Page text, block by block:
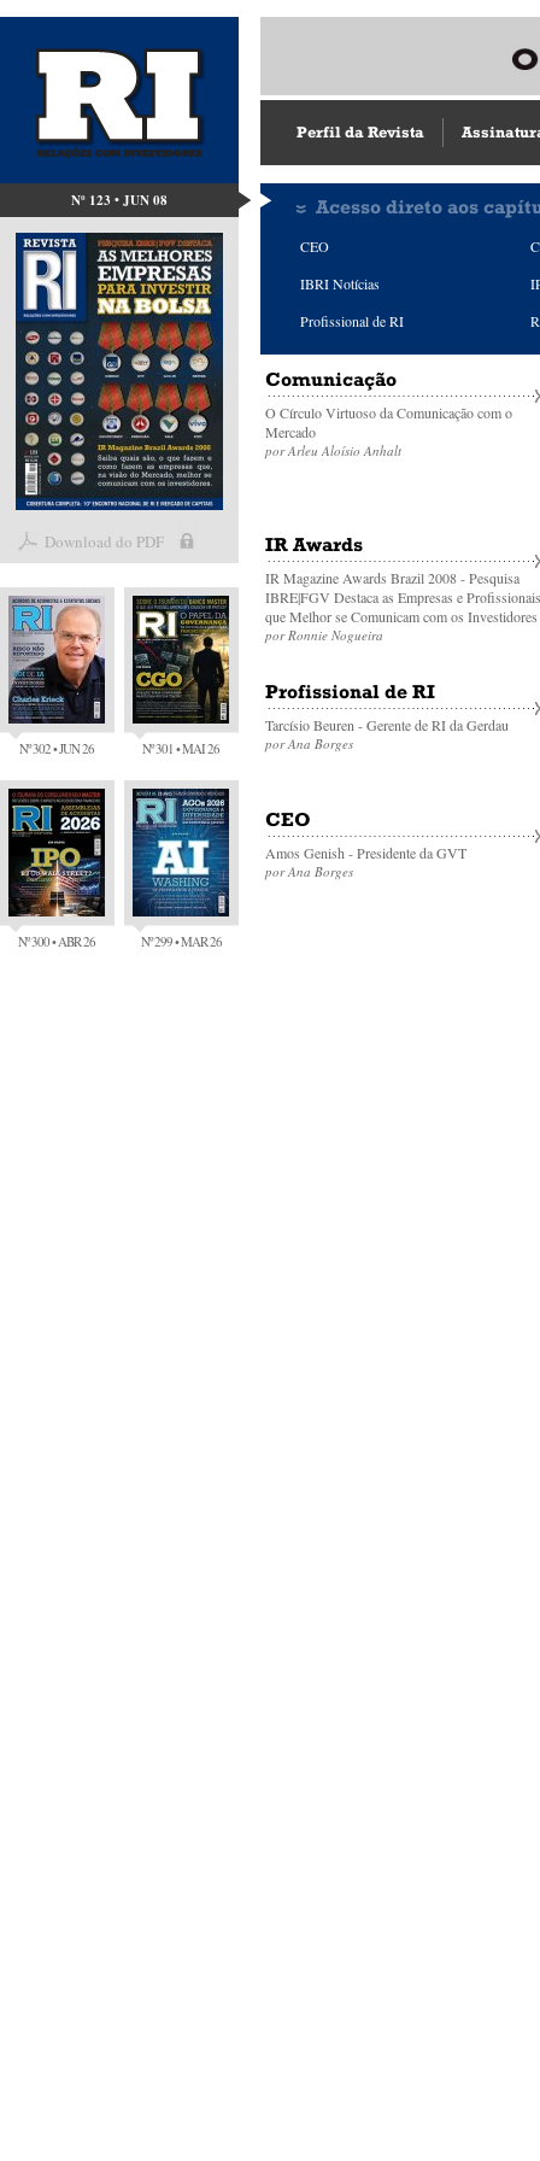
Nº 123 • JUN 08
Download do PDF
Nº 302 • JUN 26 Nº 301 • MAI 26
Nº 300 • ABR 26 Nº 299 • MAR 26
Perfil da Revista
Acesso direto aos
CEO
IBRI Notícias
Profissional de RI
Comunicação
O Círculo Virtuoso da Comunicação com o
Mercado
por Arleu Aloísio Anhalt
IR Awards
IR Magazine Awards Brazil 2008 - Pesquisa
IBRE|FGV Destaca as Empresas e Profissionais
que Melhor se Comunicam com os Investidores
por Ronnie Nogueira
Profissional de RI
Tarcísio Beuren - Gerente de RI da Gerdau
por Ana Borges
CEO
Amos Genish - Presidente da GVT
por Ana Borges